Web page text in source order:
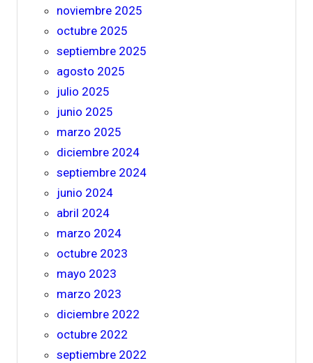
noviembre 2025
octubre 2025
septiembre 2025
agosto 2025
julio 2025
junio 2025
marzo 2025
diciembre 2024
septiembre 2024
junio 2024
abril 2024
marzo 2024
octubre 2023
mayo 2023
marzo 2023
diciembre 2022
octubre 2022
septiembre 2022